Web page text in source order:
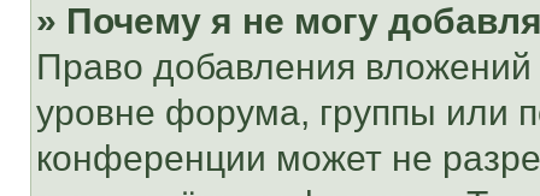
» Почему я не могу
Право добавления
уровне форума, группы или
конференции может не